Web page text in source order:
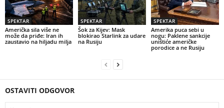
SPEKTAR
Američka sila više ne
može da priđe: Iran ih
zaustavio na hiljadu milja
SPEKTAR
Šok za Kijev: Mask
blokirao Starlink za udare
na Rusiju
SPEKTAR
Amerika puca sebi u
nogu: Paklene sankcije
uništiće američke
porodice a ne Rusiju
OSTAVITI ODGOVOR